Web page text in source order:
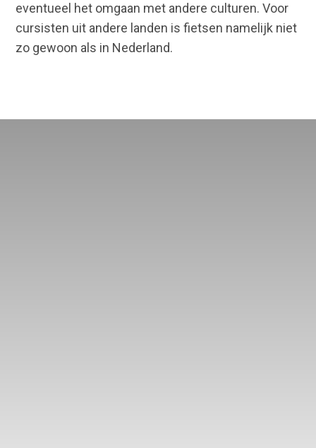
eventueel het omgaan met andere culturen. Voor
cursisten uit andere landen is fietsen namelijk niet
zo gewoon als in Nederland.